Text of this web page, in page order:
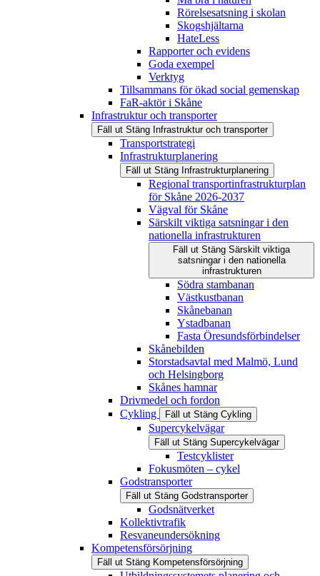
Rörelsesatsning i skolan
Skogshjältarna
HateLess
Rapporter och evidens
Goda exempel
Verktyg
Tillsammans för ökad social gemenskap
FaR-aktör i Skåne
Infrastruktur och transporter
Fäll ut Stäng Infrastruktur och transporter
Transportstrategi
Infrastrukturplanering
Fäll ut Stäng Infrastrukturplanering
Regional transportinfrastrukturplan
för Skåne 2026-2037
Vägval för Skåne
Särskilt viktiga satsningar i den
nationella infrastrukturen
Fäll ut Stäng Särskilt viktiga
satsningar i den nationella
infrastrukturen
Södra stambanan
Västkustbanan
Skånebanan
Ystadbanan
Fasta Öresundsförbindelser
Skånebilden
Storstadsavtal med Malmö, Lund
och Helsingborg
Skånes hamnar
Drivmedel och fordon
Cykling
Fäll ut Stäng Cykling
Supercykelvägar
Fäll ut Stäng Supercykelvägar
Testcyklister
Fokusmöten – cykel
Godstransporter
Fäll ut Stäng Godstransporter
Godsnätverket
Kollektivtrafik
Resvaneundersökning
Kompetensförsörjning
Fäll ut Stäng Kompetensförsörjning